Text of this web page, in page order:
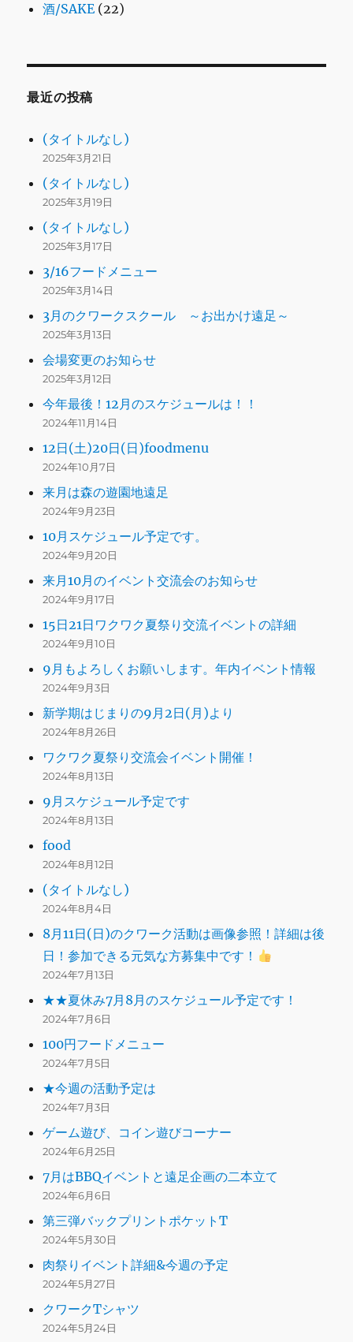
酒/SAKE (22)
最近の投稿
(タイトルなし)
2025年3月21日
(タイトルなし)
2025年3月19日
(タイトルなし)
2025年3月17日
3/16フードメニュー
2025年3月14日
3月のクワークスクール ～お出かけ遠足～
2025年3月13日
会場変更のお知らせ
2025年3月12日
今年最後！12月のスケジュールは！！
2024年11月14日
12日(土)20日(日)foodmenu
2024年10月7日
来月は森の遊園地遠足
2024年9月23日
10月スケジュール予定です。
2024年9月20日
来月10月のイベント交流会のお知らせ
2024年9月17日
15日21日ワクワク夏祭り交流イベントの詳細
2024年9月10日
9月もよろしくお願いします。年内イベント情報
2024年9月3日
新学期はじまりの9月2日(月)より
2024年8月26日
ワクワク夏祭り交流会イベント開催！
2024年8月13日
9月スケジュール予定です
2024年8月13日
food
2024年8月12日
(タイトルなし)
2024年8月4日
8月11日(日)のクワーク活動は画像参照！詳細は後
日！参加できる元気な方募集中です！
2024年7月13日
★★夏休み7月8月のスケジュール予定です！
2024年7月6日
100円フードメニュー
2024年7月5日
★今週の活動予定は
2024年7月3日
ゲーム遊び、コイン遊びコーナー
2024年6月25日
7月はBBQイベントと遠足企画の二本立て
2024年6月6日
第三弾バックプリントポケットT
2024年5月30日
肉祭りイベント詳細&今週の予定
2024年5月27日
クワークTシャツ
2024年5月24日